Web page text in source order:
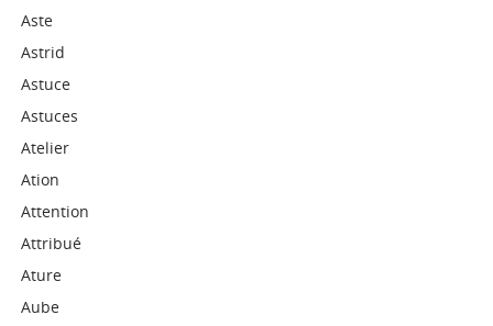
Aste
Astrid
Astuce
Astuces
Atelier
Ation
Attention
Attribué
Ature
Aube